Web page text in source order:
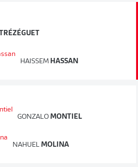
TRÉZÉGUET
HAISSEM HASSAN
GONZALO MONTIEL
NAHUEL MOLINA